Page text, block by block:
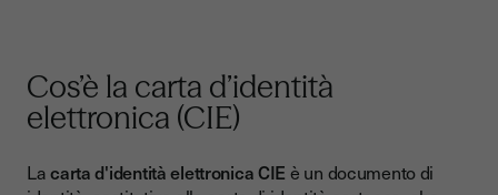
Cos’è la carta d’identità
elettronica (CIE)
Lacarta d'identità elettronica CIE è un documento di